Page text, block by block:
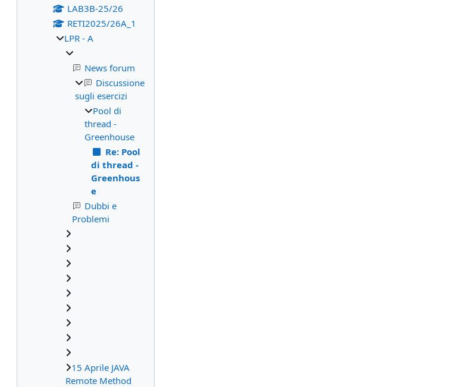
LAB3B-25/26
RETI2025/26A_1
LPR - A
News forum
Discussione
sugli esercizi
Pool di
thread -
Greenhouse
Re: Pool
di thread -
Greenhous
e
Dubbi e
Problemi
15 Aprile JAVA
Remote Method